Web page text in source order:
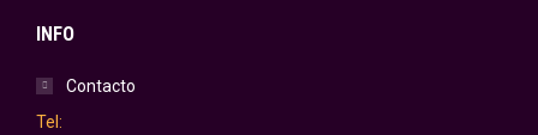
INFO
Contacto
Tel: